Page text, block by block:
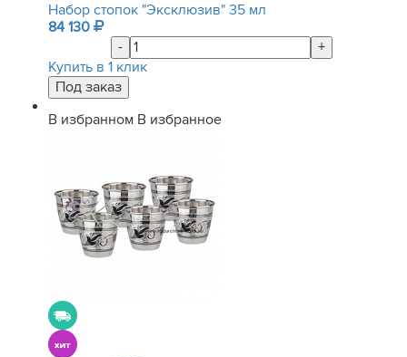
Набор стопок "Эксклюзив" 35 мл
84 130
-
+
Купить в 1 клик
В избранном В избранное